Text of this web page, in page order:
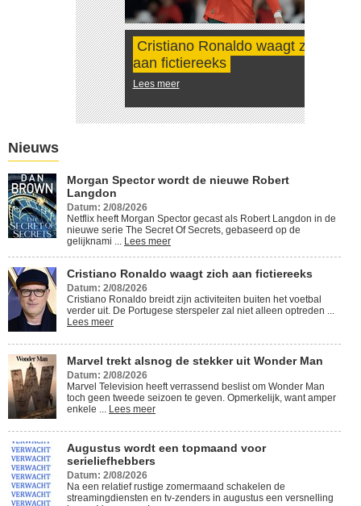
Cristiano Ronaldo waagt zich
aan fictiereeks
Lees meer
Nieuws
Morgan Spector wordt de nieuwe Robert
Langdon
Datum: 2/08/2026
Netflix heeft Morgan Spector gecast als Robert Langdon in de
nieuwe serie The Secret Of Secrets, gebaseerd op de
gelijknami ... Lees meer
Cristiano Ronaldo waagt zich aan fictiereeks
Datum: 2/08/2026
Cristiano Ronaldo breidt zijn activiteiten buiten het voetbal
verder uit. De Portugese sterspeler zal niet alleen optreden ...
Lees meer
Marvel trekt alsnog de stekker uit Wonder Man
Datum: 2/08/2026
Marvel Television heeft verrassend beslist om Wonder Man
toch geen tweede seizoen te geven. Opmerkelijk, want amper
enkele ... Lees meer
Augustus wordt een topmaand voor
serieliefhebbers
Datum: 2/08/2026
Na een relatief rustige zomermaand schakelen de
streamingdiensten en tv-zenders in augustus een versnelling